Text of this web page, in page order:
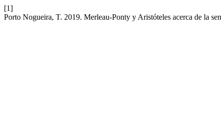
[1]
Porto Nogueira, T. 2019. Merleau-Ponty y Aristóteles acerca de la